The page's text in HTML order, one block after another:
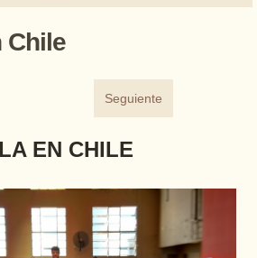
Chile
Seguiente
EN CHILE